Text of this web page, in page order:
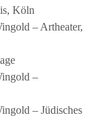
Köln
– Artheater,
–
– Jüdisches